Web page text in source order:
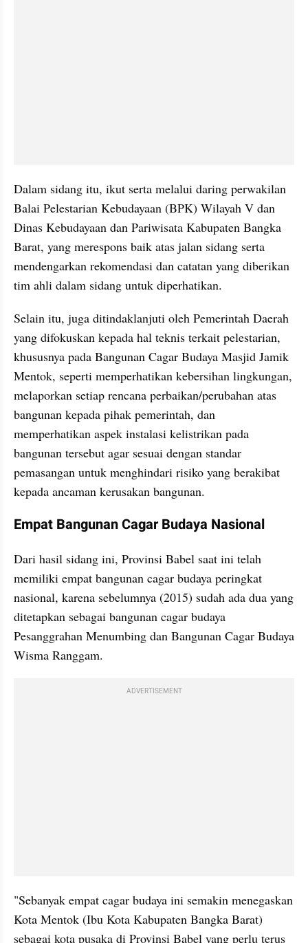
Dalam sidang itu, ikut serta melalui daring perwakilan
Balai Pelestarian Kebudayaan (BPK) Wilayah V dan
Dinas Kebudayaan dan Pariwisata Kabupaten Bangka
Barat, yang merespons baik atas jalan sidang serta
mendengarkan rekomendasi dan catatan yang diberikan
tim ahli dalam sidang untuk diperhatikan.
Selain itu, juga ditindaklanjuti oleh Pemerintah Daerah
yang difokuskan kepada hal teknis terkait pelestarian,
khususnya pada Bangunan Cagar Budaya Masjid Jamik
Mentok, seperti memperhatikan kebersihan lingkungan,
melaporkan setiap rencana perbaikan/perubahan atas
bangunan kepada pihak pemerintah, dan
memperhatikan aspek instalasi kelistrikan pada
bangunan tersebut agar sesuai dengan standar
pemasangan untuk menghindari risiko yang berakibat
kepada ancaman kerusakan bangunan.
Empat Bangunan Cagar Budaya Nasional
Dari hasil sidang ini, Provinsi Babel saat ini telah
memiliki empat bangunan cagar budaya peringkat
nasional, karena sebelumnya (2015) sudah ada dua yang
ditetapkan sebagai bangunan cagar budaya
Pesanggrahan Menumbing dan Bangunan Cagar Budaya
Wisma Ranggam.
ADVERTISEMENT
"Sebanyak empat cagar budaya ini semakin menegaskan
Kota Mentok (Ibu Kota Kabupaten Bangka Barat)
sebagai kota pusaka di Provinsi Babel yang perlu terus